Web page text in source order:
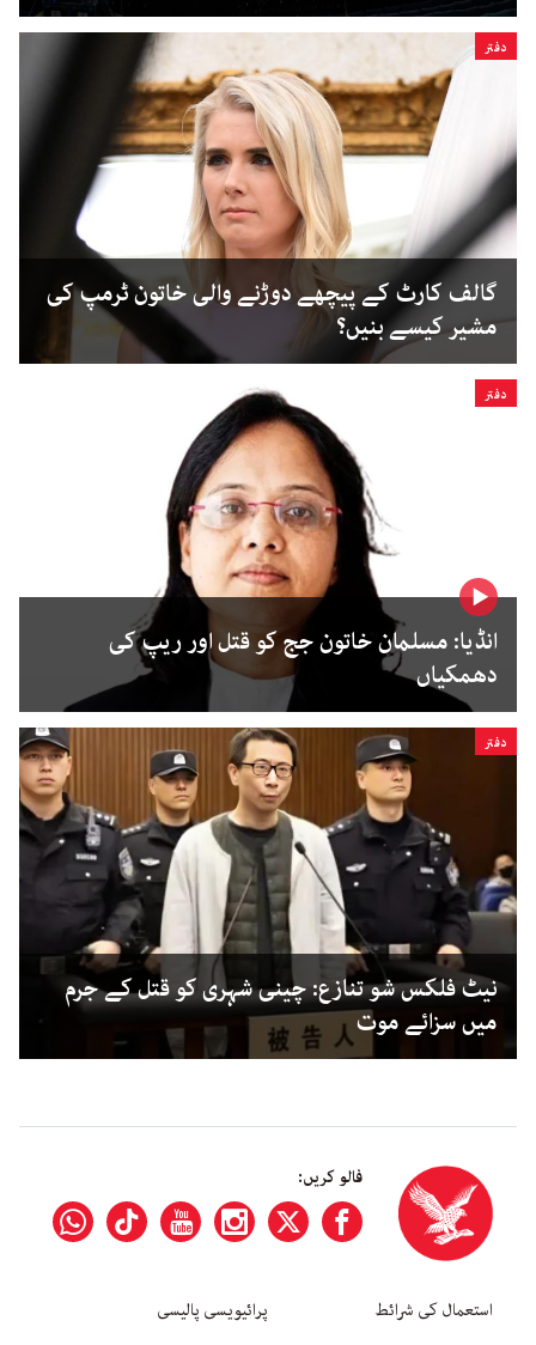
دفتر
گالف کارٹ کے پیچھے دوڑنے والی خاتون ٹرمپ کی
مشیر کیسے بنیں؟
دفتر
انڈیا: مسلمان خاتون جج کو قتل اور ریپ کی
دھمکیاں
دفتر
نیٹ فلکس شو تنازع: چینی شہری کو قتل کے جرم
میں سزائے موت
فالو کریں:
استعمال کی شرائط پرائیویسی پالیسی